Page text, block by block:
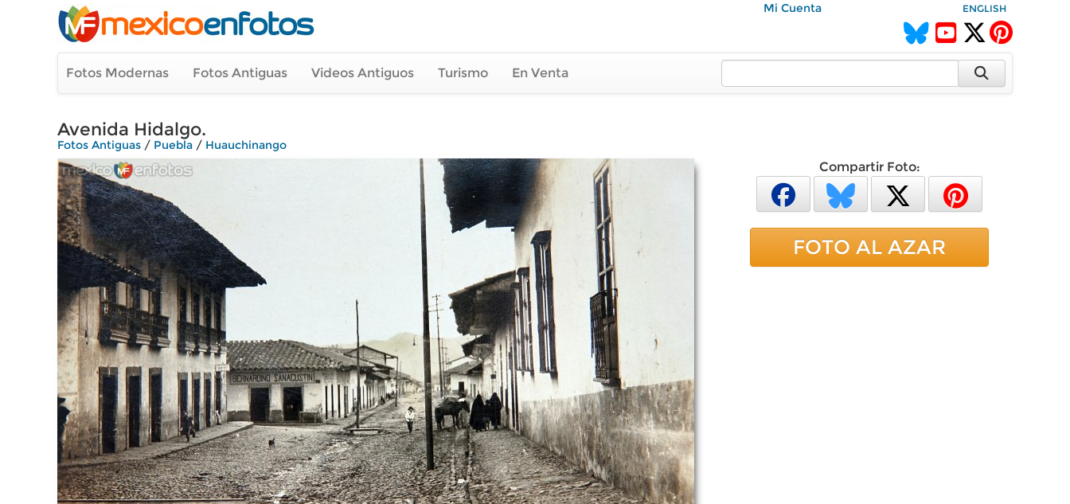
Mi Cuenta ENGLISH
Fotos Modernas Fotos Antiguas Videos Antiguos Turismo En Venta
Avenida Hidalgo.
Fotos Antiguas / Puebla / Huauchinango
Compartir Foto:
FOTO AL AZAR